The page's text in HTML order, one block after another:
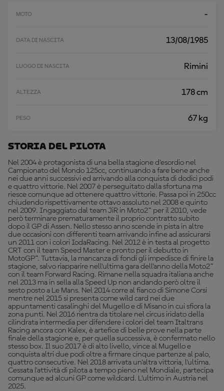
MOTO -
DATA DI NASCITA 13/08/1985
LUOGO DI NASCITA Rimini
ALTEZZA 178 cm
PESO 67 kg
Storia Del Pilota
Nel 2004 è protagonista di una bella stagione d’esordio nel
Campionato del Mondo 125cc, continuando a fare bene anche
nei due anni successivi ed arrivando alla conquista di dodici podi
e quattro vittorie. Nel 2007 è perseguitato dalla sfortuna ma
riesce comunque ad ottenere quattro vittorie. Passa poi in 250cc
chiudendo rispettivamente ottavo assoluto nel 2008 e quinto
nel 2009. Ingaggiato dal team JiR in Moto2™ per il 2010, vede
però terminare prematuramente il proprio contratto subito
dopo il GP di Assen. Nello stesso anno scende in pista in altre
due occasioni con differenti team arrivando infine ad assicurarsi
un 2011 con i colori IodaRacing. Nel 2012 è in testa al progetto
CRT con il team Speed Master e pronto per il debutto in
MotoGP™. Tuttavia, la mancanza di fondi gli impedisce di finire la
stagione, salvo riapparire nell'ultima gara dell'anno della Moto2™
con il team Forward Racing. Rimane nella squadra italiana anche
nel 2013 ma in sella alla Speed Up non andando però oltre il
sesto posto a Le Mans. Nel 2014 corre al fianco di Simone Corsi
mentre nel 2015 si presenta come wild card nei due
appuntamenti casalinghi del Mugello e di Misano in cui sfiora la
zona punti. Nel 2016 rientra da titolare nel circus iridato della
cilindrata intermedia per difendere i colori del team Italtrans
Racing ancora con Kalex, è artefice di belle prove nella parte
finale della stagione e, per quella successiva, è confermato nello
stesso box. Il suo 2017 è di alto livello, vince al Mugello e
conquista altri due podi oltre a firmare cinque partenze al palo,
quattro consecutive. Nel 2018 arrivata un'altra vittoria, l'ultima.
Cessata l'attività di pilota a tempo pieno nel Mondiale, partecipa
comunque ad alcuni GP come wildcard. L'ultimo in Austria nel
2025.